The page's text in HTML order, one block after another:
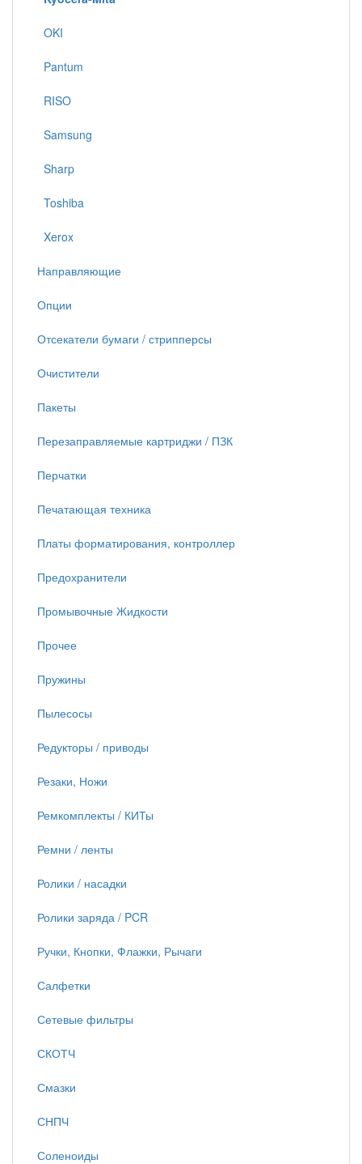
OKI
Pantum
RISO
Samsung
Sharp
Toshiba
Xerox
Направляющие
Опции
Отсекатели бумаги / стрипперсы
Очистители
Пакеты
Перезаправляемые картриджи / ПЗК
Перчатки
Печатающая техника
Платы форматирования, контроллер
Предохранители
Промывочные Жидкости
Прочее
Пружины
Пылесосы
Редукторы / приводы
Резаки, Ножи
Ремкомплекты / КИТы
Ремни / ленты
Ролики / насадки
Ролики заряда / PCR
Ручки, Кнопки, Флажки, Рычаги
Салфетки
Сетевые фильтры
СКОТЧ
Смазки
СНПЧ
Соленоиды